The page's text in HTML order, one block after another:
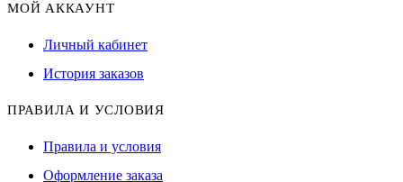
МОЙ АККАУНТ
Личный кабинет
История заказов
ПРАВИЛА И УСЛОВИЯ
Правила и условия
Оформление заказа